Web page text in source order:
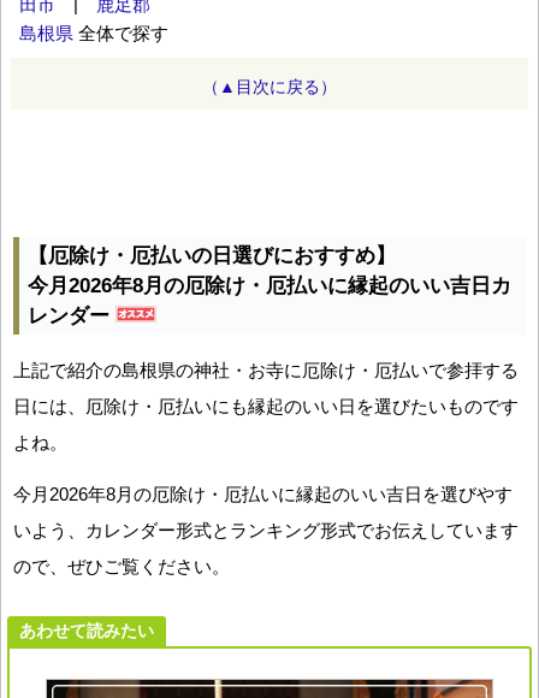
田市 |
鹿足郡
島根県 全体で探す
（▲目次に戻る）
【厄除け・厄払いの日選びにおすすめ】
今月2026年8月の厄除け・厄払いに縁起のいい吉日カ
レンダー
上記で紹介の島根県の神社・お寺に厄除け・厄払いで参拝する
日には、厄除け・厄払いにも縁起のいい日を選びたいものです
よね。
今月2026年8月の厄除け・厄払いに縁起のいい吉日を選びやす
いよう、カレンダー形式とランキング形式でお伝えしています
ので、ぜひご覧ください。
あわせて読みたい